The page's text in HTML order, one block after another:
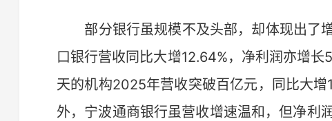
部分银行虽规模不及头部，却体现出了
口银行营收同比大增12.64%，净利润亦增
天的机构2025年营收突破百亿元，同比大
外，宁波通商银行虽营收增速温和，但净利